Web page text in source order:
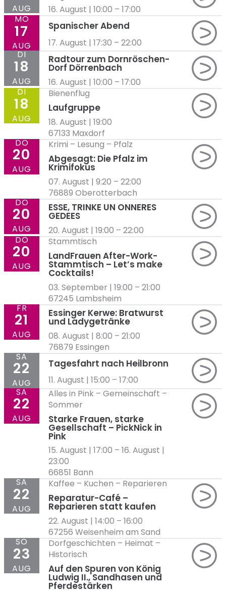
16. August | 10:00 – 17:00
AUG
Spanischer Abend
17. August | 17:30 – 22:00
MO
17
AUG
Radtour zum Dornröschen-
Dorf Dörrenbach
16. August | 10:00 – 17:00
DI
18
AUG
Laufgruppe
Bienenflug
18. August | 19:00
67133 Maxdorf
DI
18
AUG
Abgesagt: Die Pfalz im
Krimifokus
Krimi – Lesung – Pfalz
07. August | 9:20 – 22:00
76889 Oberotterbach
DO
20
AUG
ESSE, TRINKE UN ONNERES
GEDEES
20. August | 19:00 – 22:00
DO
20
AUG
LandFrauen After-Work-
Stammtisch – Let’s make
Cocktails!
Stammtisch
03. September | 19:00 – 21:00
67245 Lambsheim
DO
20
AUG
Essinger Kerwe: Bratwurst
und Ladygetränke
08. August | 8:00 – 21:00
76879 Essingen
FR
21
AUG
Tagesfahrt nach Heilbronn
11. August | 15:00 – 17:00
SA
22
AUG
Starke Frauen, starke
Gesellschaft – PickNick in
Pink
Alles in Pink – Gemeinschaft –
Sommer
15. August | 17:00 – 16. August |
23:00
66851 Bann
SA
22
AUG
Reparatur-Café –
Reparieren statt kaufen
Kaffee – Kuchen – Reparieren
22. August | 14:00 – 16:00
67256 Weisenheim am Sand
SA
22
AUG
Auf den Spuren von König
Ludwig II., Sandhasen und
Pferdestärken
Dorfgeschichten – Heimat –
Historisch
SO
23
AUG